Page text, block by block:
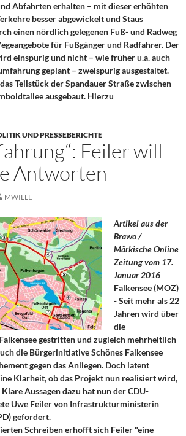
Abfahrten erhalten – mit dieser erhöhten
besser abgewickelt und Staus
einen nördlich gelegenen Fuß- und Radweg
für Fußgänger und Radfahrer. Der
einspurig und nicht – wie früher u.a. auch
geplant – zweispurig ausgestaltet.
Teilstück der Spandauer Straße zwischen
ausgebaut. Hierzu
UND PRESSEBERICHTE
Feiler will
Antworten
MWILLE
Artikel aus der
Brawo /
Märkische Online
Zeitung vom 17.
Januar 2016
Falkensee (MOZ)
- Seit mehr als 22
Jahren wird über
die
gestritten und zugleich mehrheitlich
die Bürgerinitiative Schönes Falkensee
gegen das Anliegen. Doch latent
Klarheit, ob das Projekt nun realisiert wird,
Aussagen dazu hat nun der CDU-
Uwe Feiler von Infrastrukturministerin
gefordert.
Schreiben erhofft sich Feiler "eine